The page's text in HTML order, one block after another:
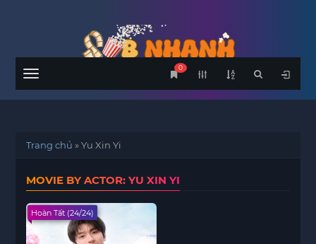
Menu
0
Trang chủ »Yu Xin Yi
MOVIE BY ACTOR: YU XIN YI
Hoàn Tất (24/24)